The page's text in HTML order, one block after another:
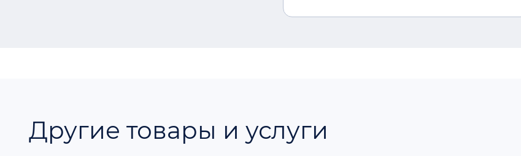
Другие товары и услуги